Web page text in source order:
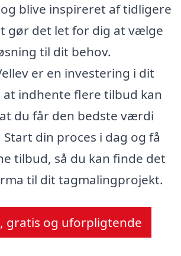
blive inspireret af tidligere
gør det let for dig at vælge
til dit behov.
er en investering i dit
at indhente flere tilbud kan
du får den bedste værdi
din proces i dag og få
tilbud, så du kan finde det
til dit tagmalingprojekt.
gratis og uforpligtende